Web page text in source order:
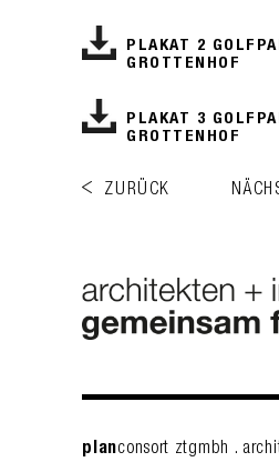
PLAKAT 2
GROTTENHOF
PLAKAT 3
GROTTENHOF
ZURÜCK
planconsort ztgmbh .